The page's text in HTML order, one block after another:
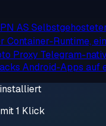
AS
Container-Runtime,
Proxy Telegram-
Android-Apps auf
1 Klick